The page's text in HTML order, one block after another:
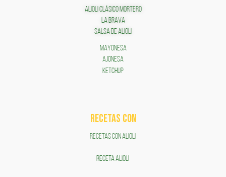
ALIOLI CLÁSICO MORTERO
LA BRAVA
SALSA DE ALIOLI
MAYONESA
AJONESA
KETCHUP
RECETAS COn
RECETAS CON ALIOLI
RECETA ALIOLI